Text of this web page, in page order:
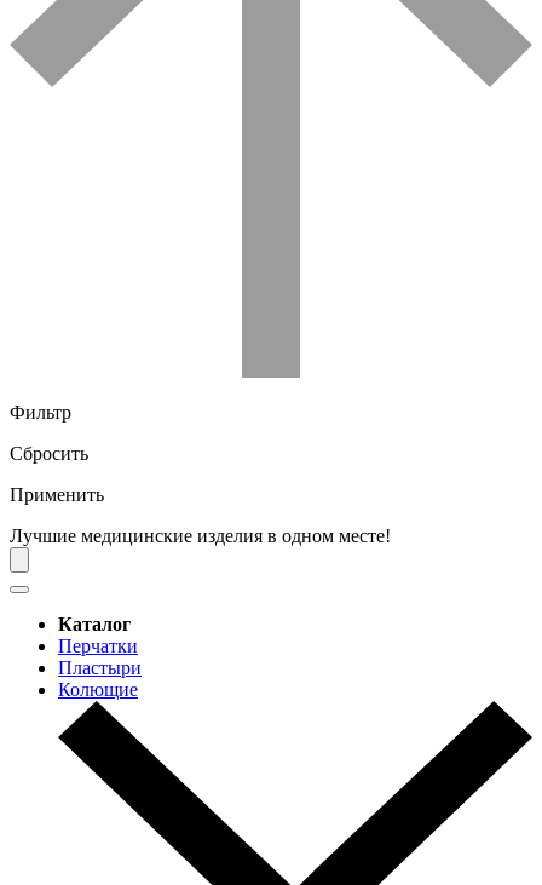
Фильтр
Сбросить
Применить
Лучшие медицинские изделия в одном месте!
Каталог
Перчатки
Пластыри
Колющие